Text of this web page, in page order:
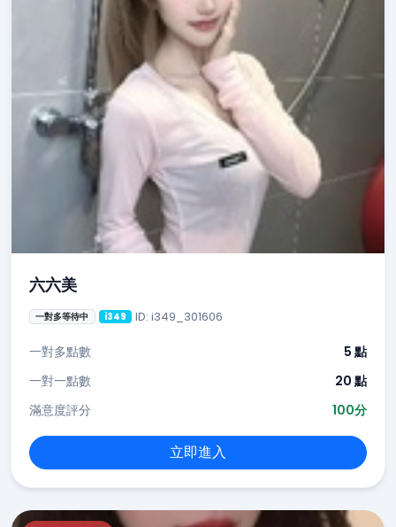
六六美
一對多等待中 i349 ID: i349_301606
一對多點數
5 點
一對一點數
20 點
滿意度評分
100分
立即進入